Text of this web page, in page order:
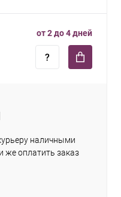
от 2 до 4 дней
наличными
же оплатить заказ